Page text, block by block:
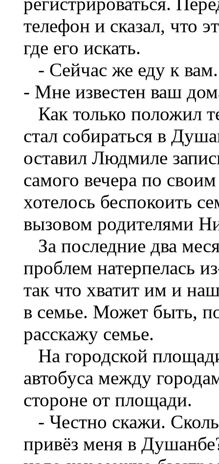
телефон и сказал, что
где его искать.
- Сейчас же еду к
- Мне известен ваш
Как только положил
стал собираться в
оставил Людмиле
самого вечера по
хотелось беспокоить
вызовом родителями
За последние два
проблем натерпелась
так что хватит им и
в семье. Может быть,
расскажу семье.
На городской
автобуса между
стороне от площади.
- Честно скажи.
привёз меня в